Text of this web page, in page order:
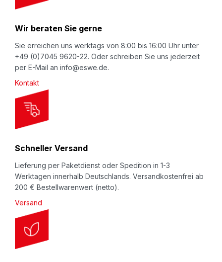
r
e
w
s
e
t
e
r
Wir beraten Sie gerne
Sie erreichen uns werktags von 8:00 bis 16:00 Uhr unter
+49 (0)7045 9620-22. Oder schreiben Sie uns jederzeit
per E-Mail an info@eswe.de.
Kontakt
Schneller Versand
Lieferung per Paketdienst oder Spedition in 1-3
Werktagen innerhalb Deutschlands. Versandkostenfrei ab
200 € Bestellwarenwert (netto).
Versand